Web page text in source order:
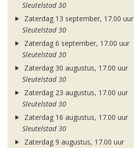
Sleutelstad 30
Zaterdag 13 september, 17.00 uur
Sleutelstad 30
Zaterdag 6 september, 17.00 uur
Sleutelstad 30
Zaterdag 30 augustus, 17.00 uur
Sleutelstad 30
Zaterdag 23 augustus, 17.00 uur
Sleutelstad 30
Zaterdag 16 augustus, 17.00 uur
Sleutelstad 30
Zaterdag 9 augustus, 17.00 uur